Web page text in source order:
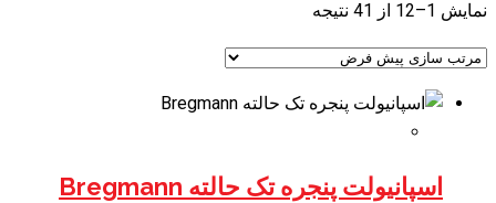
نمایش 1–12 از 41 نتیجه
اسپانیولت پنجره تک حالته Bregmann